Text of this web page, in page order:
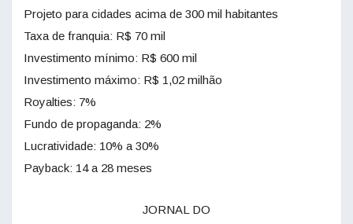
Projeto para cidades acima de 300 mil habitantes
Taxa de franquia: R$ 70 mil
Investimento mínimo: R$ 600 mil
Investimento máximo: R$ 1,02 milhão
Royalties: 7%
Fundo de propaganda: 2%
Lucratividade: 10% a 30%
Payback: 14 a 28 meses
JORNAL DO